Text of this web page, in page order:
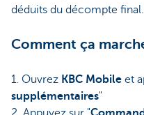
déduits du décompte final.
Comment ça
1. Ouvrez KBC Mobile et
supplémentaires"